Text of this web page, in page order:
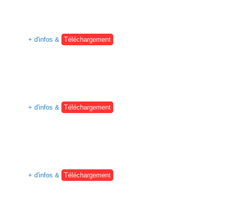
+ d'infos &
Téléchargement
+ d'infos &
Téléchargement
+ d'infos &
Téléchargement